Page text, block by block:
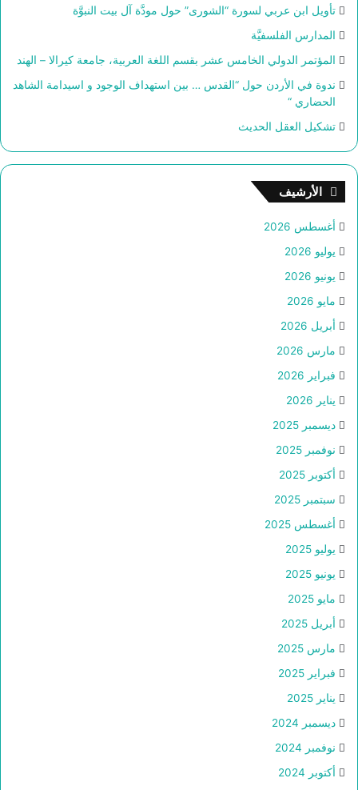
:
تأويل ابن عربي لسورة “الشورى” حول مودَّة آل بيت النبوَّة
المدارس الفلسفيَّة
المؤتمر الدولي الخامس عشر بقسم اللغة العربية، جامعة كيرالا – الهند
ندوة في الأردن حول “القدس … بين استهداف الوجود و اسيدامة الشاهد
الحضاري “
تشكيل العقل الحديث
الأرشيف
أغسطس 2026
يوليو 2026
يونيو 2026
مايو 2026
أبريل 2026
مارس 2026
فبراير 2026
يناير 2026
ديسمبر 2025
نوفمبر 2025
أكتوبر 2025
سبتمبر 2025
أغسطس 2025
يوليو 2025
يونيو 2025
مايو 2025
أبريل 2025
مارس 2025
فبراير 2025
يناير 2025
ديسمبر 2024
نوفمبر 2024
أكتوبر 2024